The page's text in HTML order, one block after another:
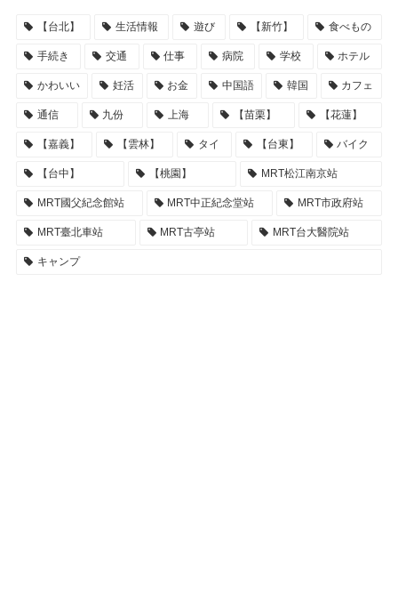
【台北】 生活情報 遊び 【新竹】 食べもの
手続き 交通 仕事 病院 学校 ホテル
かわいい 妊活 お金 中国語 韓国 カフェ
通信 九份 上海 【苗栗】 【花蓮】
【嘉義】 【雲林】 タイ 【台東】 バイク
【台中】 【桃園】 MRT松江南京站
MRT國父紀念館站 MRT中正紀念堂站 MRT市政府站
MRT臺北車站 MRT古亭站 MRT台大醫院站
キャンプ